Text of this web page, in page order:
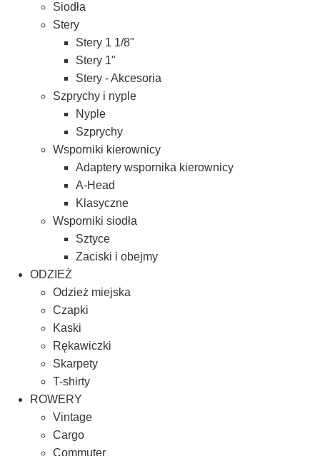
Siodła
Stery
Stery 1 1/8"
Stery 1"
Stery - Akcesoria
Szprychy i nyple
Nyple
Szprychy
Wsporniki kierownicy
Adaptery wspornika kierownicy
A-Head
Klasyczne
Wsporniki siodła
Sztyce
Zaciski i obejmy
ODZIEŻ
Odzież miejska
Czapki
Kaski
Rękawiczki
Skarpety
T-shirty
ROWERY
Vintage
Cargo
Commuter